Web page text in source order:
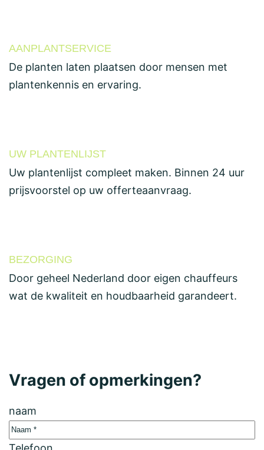
AANPLANTSERVICE
De planten laten plaatsen door mensen met
plantenkennis en ervaring.
UW PLANTENLIJST
Uw plantenlijst compleet maken. Binnen 24 uur
prijsvoorstel op uw offerteaanvraag.
BEZORGING
Door geheel Nederland door eigen chauffeurs
wat de kwaliteit en houdbaarheid garandeert.
Vragen of opmerkingen?
naam